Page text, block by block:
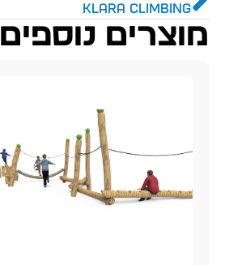
KLARA CLIMBING
מוצרים נוספים